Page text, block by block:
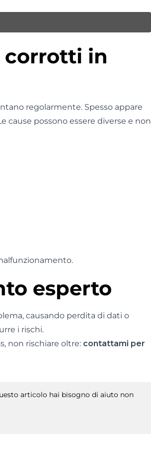
corrotti in
regolarmente. Spesso appare
cause possono essere diverse e non
esperto
causando perdita di dati o
i rischi.
non rischiare oltre: contattami per
articolo hai bisogno di aiuto non